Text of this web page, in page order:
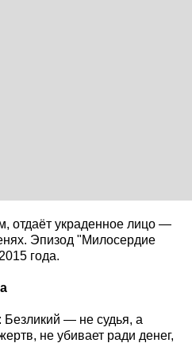
отдаёт украденное лицо —
Эпизод "Милосердие
года.
Безликий — не судья, а
не убивает ради денег,